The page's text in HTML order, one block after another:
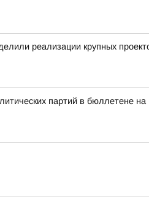
реализации крупных
партий в бюллетене на